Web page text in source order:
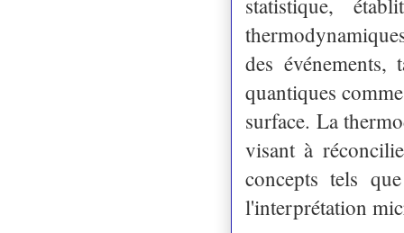
des
quantiques
surface. La
visant à
concepts tels
l'interprétation